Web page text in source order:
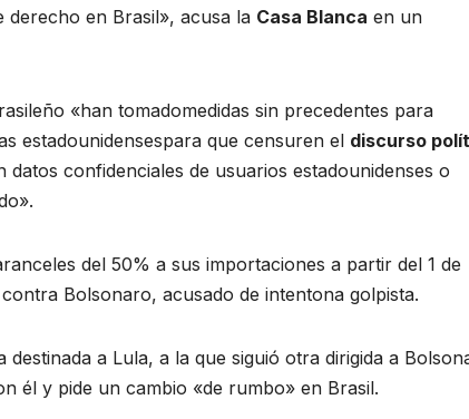
derecho en Brasil», acusa la Casa Blanca en un
«han tomadomedidas sin precedentes para
estadounidensespara que censuren el discurso
confidenciales de usuarios estadounidenses o
del 50% a sus importaciones a partir del 1 de
Bolsonaro, acusado de intentona golpista.
a Lula, a la que siguió otra dirigida a
él y pide un cambio «de rumbo» en Brasil.